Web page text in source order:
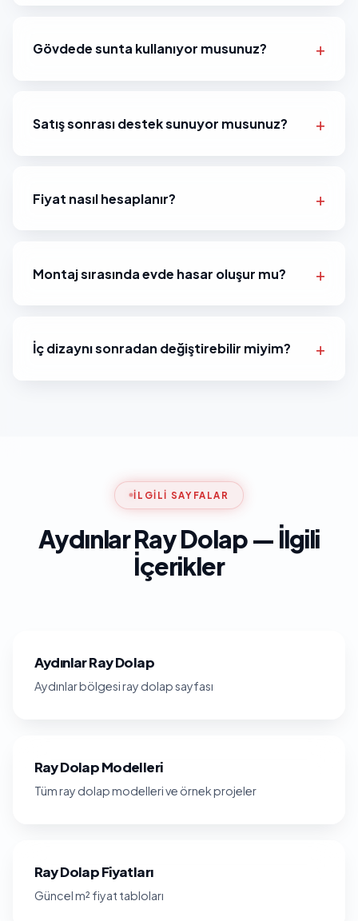
Gövdede sunta kullanıyor musunuz?
Satış sonrası destek sunuyor musunuz?
Fiyat nasıl hesaplanır?
Montaj sırasında evde hasar oluşur mu?
İç dizaynı sonradan değiştirebilir miyim?
İLGILI SAYFALAR
Aydınlar Ray Dolap — İlgili
İçerikler
Aydınlar Ray Dolap
Aydınlar bölgesi ray dolap sayfası
Ray Dolap Modelleri
Tüm ray dolap modelleri ve örnek projeler
Ray Dolap Fiyatları
Güncel m² fiyat tabloları